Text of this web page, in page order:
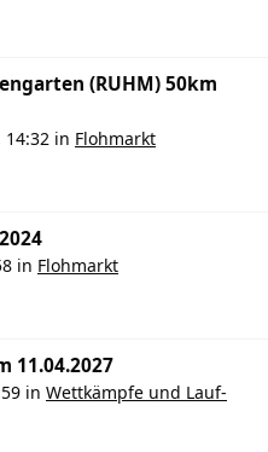
(RUHM) 50km
14:32 in Flohmarkt
in Flohmarkt
11.04.2027
in Wettkämpfe und Lauf-